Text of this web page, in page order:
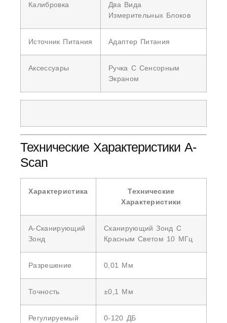
Калибровка
Два Вида
Измерительных Блоков
Источник Питания Адаптер Питания
Аксессуары
Ручка С Сенсорным
Экраном
Технические Характеристики A-
Scan
Характеристика
Технические
Характеристики
А-Сканирующий
Зонд
Сканирующий Зонд С
Красным Светом 10 МГц
Разрешение 0,01 Мм
Точность ±0,1 Мм
Регулируемый
0-120 ДБ